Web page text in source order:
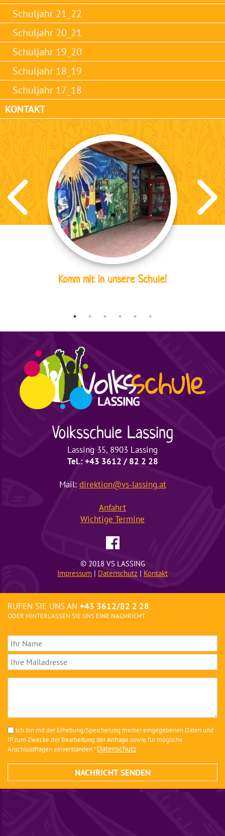
Schuljahr 21_22
Schuljahr 20_21
Schuljahr 19_20
Schuljahr 18_19
Schuljahr 17_18
KONTAKT
Komm mit in unsere Schule!
VolksschuleLassing
Lassing 35, 8903 Lassing
Tel.: +43 3612 / 82 2 28
Mail: direktion@vs-lassing.at
Anfahrt
Wichtige Termine
© 2018 VS LASSING
Impressum | Datenschutz | Kontakt
RUFEN SIE UNS AN +43 3612/82 2 28
ODER HINTERLASSEN SIE UNS EINE NACHRICHT
Ich bin mit der Erhebung/Speicherung meiner eingegebenen Daten und
IP zum Zwecke der Bearbeitung der Anfrage sowie für mögliche
Anschlussfragen einverstanden.* Datenschutz